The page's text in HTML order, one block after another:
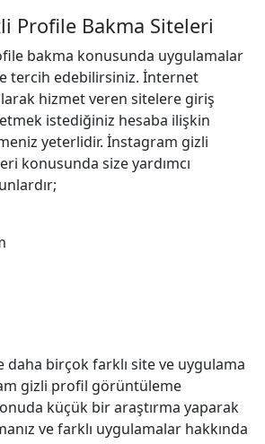
Profile Bakma Siteleri
bakma konusunda uygulamalar
tercih edebilirsiniz. İnternet
hizmet veren sitelere giriş
istediğiniz hesaba ilişkin
yeterlidir. İnstagram gizli
konusunda size yardımcı
daha birçok farklı site ve uygulama
gizli profil görüntüleme
küçük bir araştırma yaparak
ve farklı uygulamalar hakkında